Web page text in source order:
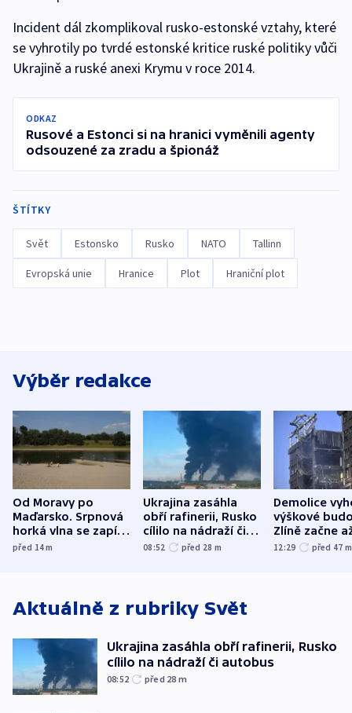
Incident dál zkomplikoval rusko-estonské vztahy, které
se vyhrotily po tvrdé estonské kritice ruské politiky vůči
Ukrajině a ruské anexi Krymu v roce 2014.
ODKAZ
Rusové a Estonci si na hranici vyměnili agenty
odsouzené za zradu a špionáž
ŠTÍTKY
Svět Estonsko Rusko NATO Tallinn
Evropská unie Hranice Plot Hraniční plot
Výběr redakce
Od Moravy po
Maďarsko. Srpnová
horká vlna se zapíše
do dějin
před 14m
Ukrajina zasáhla
obří rafinerii, Rusko
cílilo na nádraží či
autobus
08:52 před 28 m
Demolice
výškové
Zlíně začne
následujících
12:29 před 47 m
Aktuálně z rubriky Svět
Ukrajina zasáhla obří rafinerii, Rusko
cílilo na nádraží či autobus
08:52 před 28 m